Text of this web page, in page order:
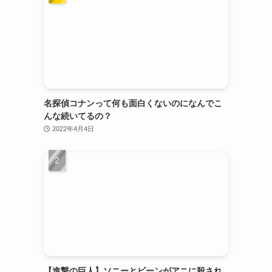
名探偵コナンって何も面白くないのになんでこ
んな続いてるの？
2022年4月4日